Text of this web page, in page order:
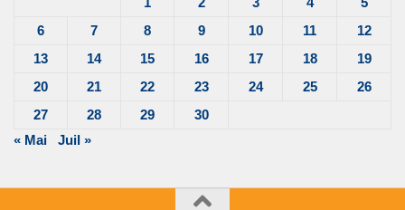
6
7 8 9 10 11
12
13
14 15 16 17 18
19
20
21 22 23 24 25
26
27
28 29
30
« Mai
Juil »